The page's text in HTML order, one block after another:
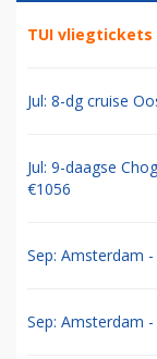
TUI vliegtickets
Jul: 8-dg cruise
Jul: 9-daagse
€1056
Sep: Amsterdam
Sep: Amsterdam